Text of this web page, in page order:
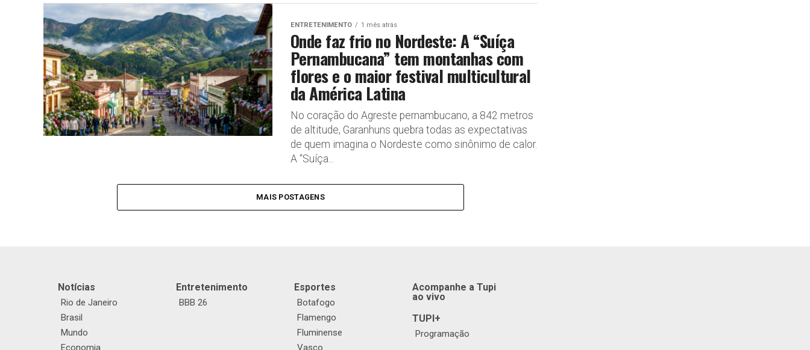
ENTRETENIMENTO 1 mês atrás
Onde faz frio no Nordeste: A “Suíça
Pernambucana” tem montanhas com
flores e o maior festival multicultural
da América Latina
No coração do Agreste pernambucano, a 842 metros
de altitude, Garanhuns quebra todas as expectativas
de quem imagina o Nordeste como sinônimo de calor.
A “Suíça...
MAIS POSTAGENS
Notícias
Rio de Janeiro
Brasil
Mundo
Economia
Entretenimento
BBB 26
Esportes
Botafogo
Flamengo
Fluminense
Vasco
Acompanhe a Tupi
ao vivo
TUPI+
Programação